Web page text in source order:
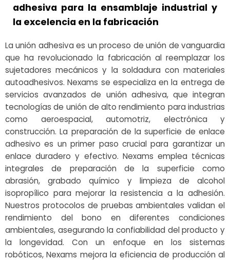
adhesiva para la ensamblaje industrial y
la excelencia en la fabricación
La unión adhesiva es un proceso de unión de vanguardia
que ha revolucionado la fabricación al reemplazar los
sujetadores mecánicos y la soldadura con materiales
autoadhesivos. Nexams se especializa en la entrega de
servicios avanzados de unión adhesiva, que integran
tecnologías de unión de alto rendimiento para industrias
como aeroespacial, automotriz, electrónica y
construcción. La preparación de la superficie de enlace
adhesivo es un primer paso crucial para garantizar un
enlace duradero y efectivo. Nexams emplea técnicas
integrales de preparación de la superficie como
abrasión, grabado químico y limpieza de alcohol
isopropílico para mejorar la resistencia a la adhesión.
Nuestros protocolos de pruebas ambientales validan el
rendimiento del bono en diferentes condiciones
ambientales, asegurando la confiabilidad del producto y
la longevidad. Con un enfoque en los sistemas
robóticos, Nexams mejora la eficiencia de producción al